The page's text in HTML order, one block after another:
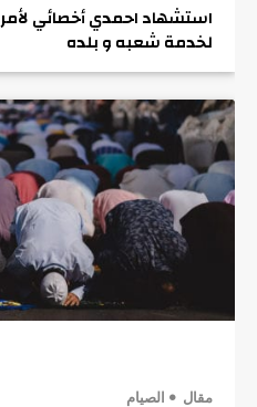
استشهاد احمدي أخصائي
لخدمة شعبه و بلده
مقال الصيام